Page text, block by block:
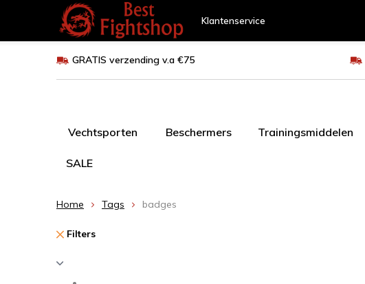
Klantenservice
GRATIS verzending v.a €75
Vechtsporten Beschermers Trainingsmiddelen
SALE
Home Tags badges
Filters